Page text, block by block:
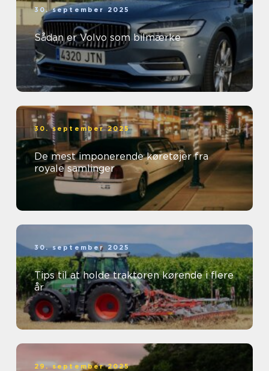
30. september 2025
Sådan er Volvo som bilmærke
30. september 2025
De mest imponerende køretøjer fra
royale samlinger
30. september 2025
Tips til at holde traktoren kørende i flere
år
29. september 2025